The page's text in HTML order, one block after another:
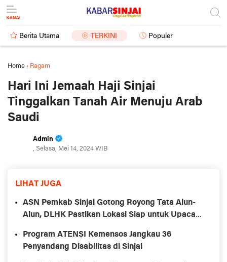
Berita Utama TERKINI Populer
Home › Ragam
Hari Ini Jemaah Haji Sinjai
Tinggalkan Tanah Air Menuju Arab
Saudi
Admin
, Selasa, Mei 14, 2024 WIB
LIHAT JUGA
ASN Pemkab Sinjai Gotong Royong Tata Alun-
Alun, DLHK Pastikan Lokasi Siap untuk Upacara
Program ATENSI Kemensos Jangkau 36
Penyandang Disabilitas di Sinjai